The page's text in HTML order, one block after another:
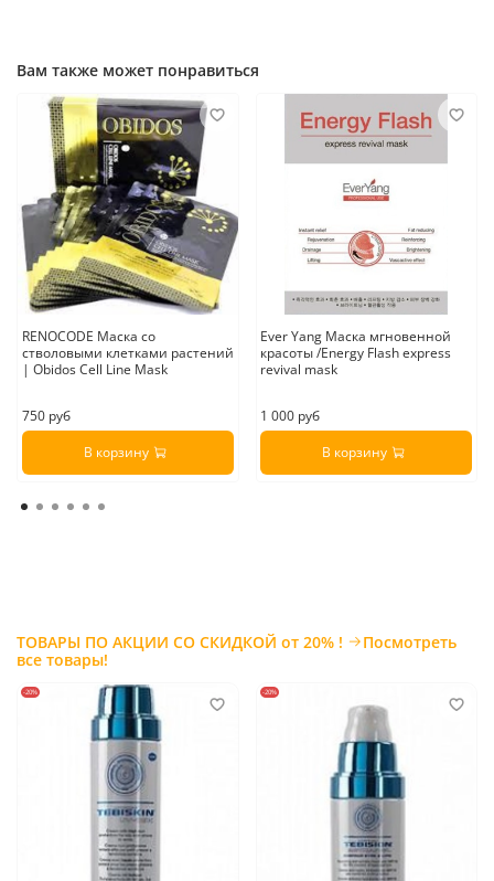
Вам также может понравиться
RENOCODE Маска со
стволовыми клетками растений
| Obidos Cell Line Mask
750 руб
В корзину
Ever Yang Маска мгновенной
красоты /Energy Flash express
revival mask
1 000 руб
В корзину
ТОВАРЫ ПО АКЦИИ СО СКИДКОЙ от 20% !
Посмотреть
все товары!
-20% -20%